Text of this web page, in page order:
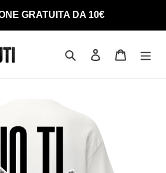
GRATUITA DA 10€
Cerca Accedi Carrello